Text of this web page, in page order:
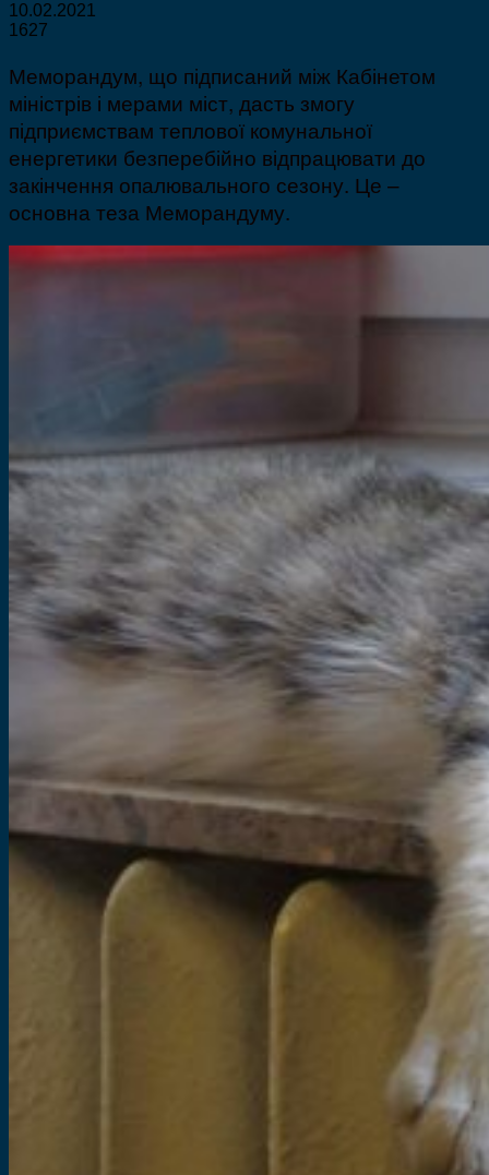
10.02.2021
1627
Меморандум, що підписаний між Кабінетом
міністрів і мерами міст, дасть змогу
підприємствам теплової комунальної
енергетики безперебійно відпрацювати до
закінчення опалювального сезону. Це –
основна теза Меморандуму.